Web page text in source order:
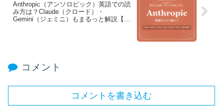
Anthropic（アンソロピック）英語での読
み方は？Claude（クロード）・
Gemini（ジェミニ）もまるっと解説【ち
コメント
コメントを書き込む